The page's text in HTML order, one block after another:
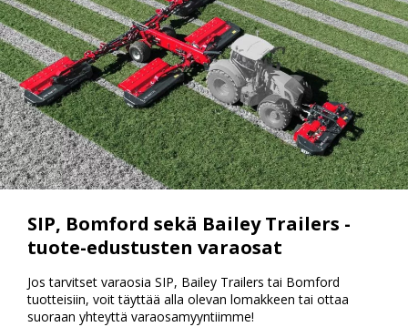
SIP, Bomford sekä Bailey Trailers -
tuote-edustusten varaosat
Jos tarvitset varaosia SIP, Bailey Trailers tai Bomford
tuotteisiin, voit täyttää alla olevan lomakkeen tai ottaa
suoraan yhteyttä varaosamyyntiimme!